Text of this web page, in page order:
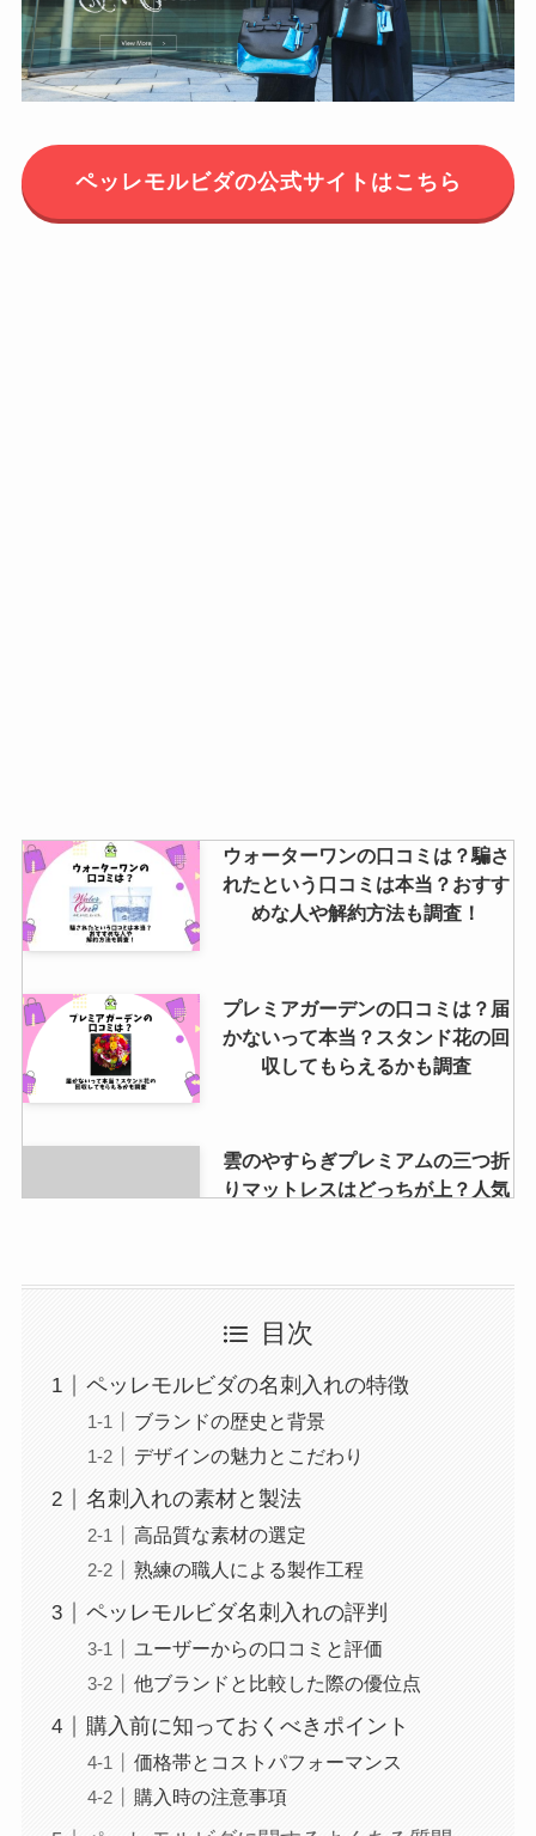
ペッレモルビダの公式サイトはこちら
ウォーターワンの口コミは？騙さ
れたという口コミは本当？おすす
めな人や解約方法も調査！
プレミアガーデンの口コミは？届
かないって本当？スタンド花の回
収してもらえるかも調査
雲のやすらぎプレミアムの三つ折
りマットレスはどっちが上？人気
もまとめて紹介！買取やiphoneの
値段は？
東京バナナは日持ちする？賞味期
限切れ1週間や1カ月は食べないほ
うがいい？お土産に人気の種類も
【保存版】オリヒカのスーツを自
宅で洗濯！失敗しないコツと注意
点
ヤンヤンつけボーパーティーの中
身は？ドンキで買える？定価やど
目次
ペッレモルビダの名刺入れの特徴
ブランドの歴史と背景
デザインの魅力とこだわり
名刺入れの素材と製法
高品質な素材の選定
熟練の職人による製作工程
ペッレモルビダ名刺入れの評判
ユーザーからの口コミと評価
他ブランドと比較した際の優位点
購入前に知っておくべきポイント
価格帯とコストパフォーマンス
購入時の注意事項